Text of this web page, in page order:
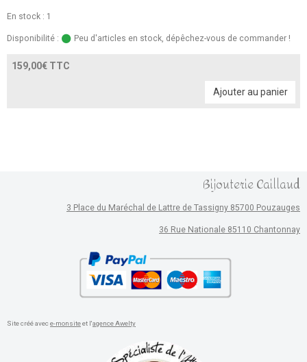
En stock : 1
Disponibilité : Peu d'articles en stock, dépêchez-vous de commander !
159,00€ TTC
Ajouter au panier
Bijouterie Caillaud
3 Place du Maréchal de Lattre de Tassigny 85700 Pouzauges
36 Rue Nationale 85110 Chantonnay
Site créé avece-monsiteet l'agence Awelty